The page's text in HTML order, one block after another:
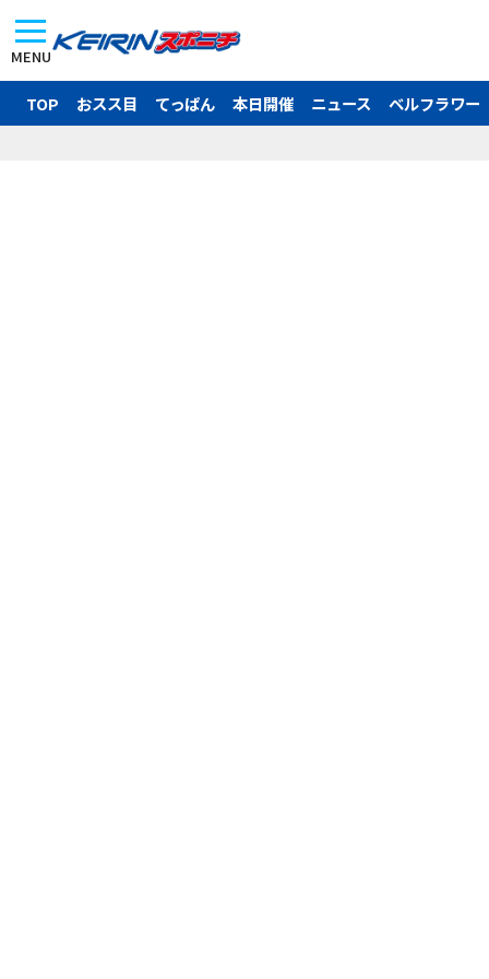
MENU
TOP おスス目 てっぱん 本日開催 ニュース ベルフラワー